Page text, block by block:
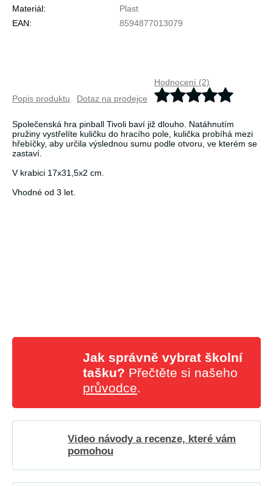
Materiál:
Plast
EAN:
8594877013079
Popis produktu Dotaz na prodejce
Hodnocení (2)
Společenská hra pinball Tivoli baví již dlouho. Natáhnutím
pružiny vystřelíte kuličku do hracího pole, kulička probíhá mezi
hřebíčky, aby určila výslednou sumu podle otvoru, ve kterém se
zastaví.
V krabici 17x31,5x2 cm.
Vhodné od 3 let.
Jak správně vybrat školní
tašku? Přečtěte si našeho
průvodce.
Video návody a recenze, které vám
pomohou